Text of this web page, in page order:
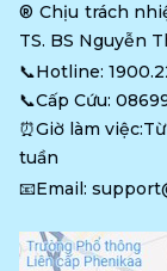
®️ Chịu trách
TS. BS Nguyễn
📞Hotline:
📞Cấp Cứu:
⏰Giờ làm
tuần
📧Email: